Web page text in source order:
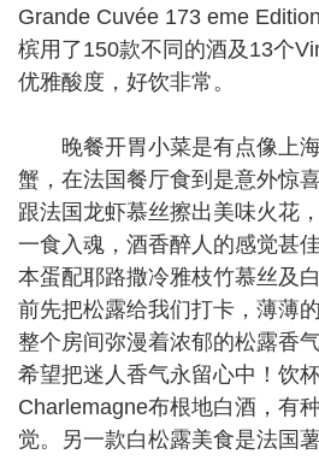
Grande Cuvée 173 eme
槟用了150款不同的酒及13个
优雅酸度，好饮非常。
晚餐开胃小菜是有点像上海
蟹，在法国餐厅食到是意外惊
跟法国龙虾慕丝擦出美味火花
一食入魂，酒香醉人的感觉甚
本蛋配耶路撒冷雅枝竹慕丝及
前先把松露给我们打卡，薄薄
整个房间弥漫着浓郁的松露香
希望把迷人香气永留心中！饮
Charlemagne布根地白酒，有
觉。另一款白松露美食是法国